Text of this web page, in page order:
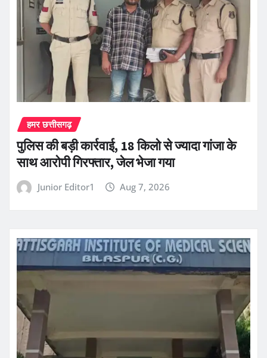
हमर छत्तीसगढ़
पुलिस की बड़ी कार्रवाई, 18 किलो से ज्यादा गांजा के
साथ आरोपी गिरफ्तार, जेल भेजा गया
Junior Editor1 Aug 7, 2026